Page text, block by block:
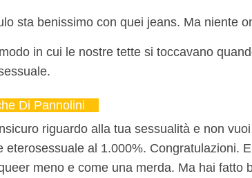
sta benissimo con quei jeans. Ma niente
in cui le nostre tette si toccavano
Di Pannolini
riguardo alla tua sessualità e non
eterosessuale al 1.000%. Congratulazioni.
meno e come una merda. Ma hai fatto